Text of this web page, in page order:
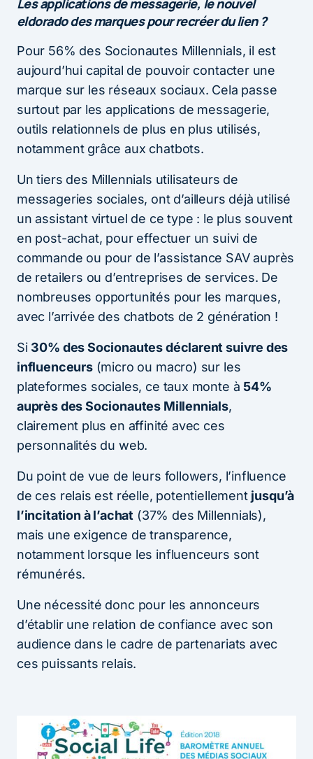
Les applications de messagerie, le nouvel
eldorado des marques pour recréer du lien ?
Pour 56% des Socionautes Millennials, il est
aujourd’hui capital de pouvoir contacter une
marque sur les réseaux sociaux. Cela passe
surtout par les applications de messagerie,
outils relationnels de plus en plus utilisés,
notamment grâce aux chatbots.
Un tiers des Millennials utilisateurs de
messageries sociales, ont d’ailleurs déjà utilisé
un assistant virtuel de ce type : le plus souvent
en post-achat, pour effectuer un suivi de
commande ou pour de l’assistance SAV auprès
de retailers ou d’entreprises de services. De
nombreuses opportunités pour les marques,
avec l’arrivée des chatbots de 2 génération !
Si 30% des Socionautes déclarent suivre des
influenceurs(micro ou macro) sur les
plateformes sociales, ce taux monte à 54%
auprès des Socionautes Millennials,
clairement plus en affinité avec ces
personnalités du web.
Du point de vue de leurs followers, l’influence
de ces relais est réelle, potentiellement jusqu’à
l’incitation à l’achat (37% des Millennials),
mais une exigence de transparence,
notamment lorsque les influenceurs sont
rémunérés.
Une nécessité donc pour les annonceurs
d’établir une relation de confiance avec son
audience dans le cadre de partenariats avec
ces puissants relais.